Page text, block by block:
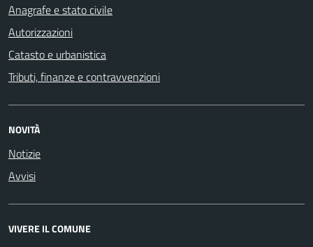
Anagrafe e stato civile
Autorizzazioni
Catasto e urbanistica
Tributi, finanze e contravvenzioni
NOVITÀ
Notizie
Avvisi
VIVERE IL COMUNE